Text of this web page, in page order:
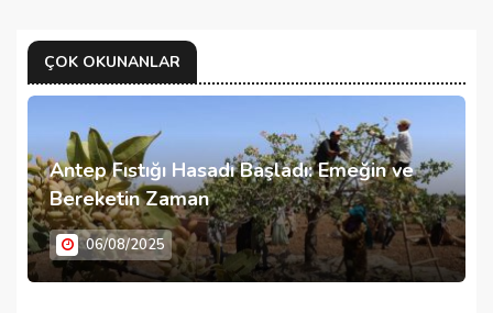
ÇOK OKUNANLAR
Antep Fıstığı Hasadı Başladı: Emeğin ve
Bereketin Zaman
06/08/2025